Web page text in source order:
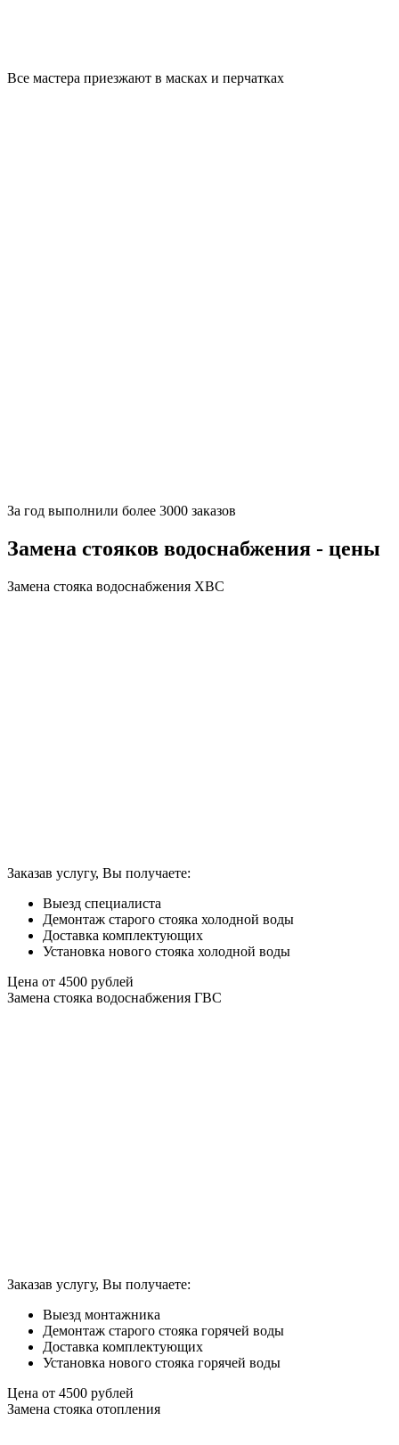
Все мастера приезжают в масках и перчатках
За год выполнили более 3000 заказов
Замена стояков водоснабжения - цены
Замена стояка водоснабжения ХВС
Заказав услугу, Вы получаете:
Выезд специалиста
Демонтаж старого стояка холодной воды
Доставка комплектующих
Установка нового стояка холодной воды
Цена от 4500 рублей
Замена стояка водоснабжения ГВС
Заказав услугу, Вы получаете:
Выезд монтажника
Демонтаж старого стояка горячей воды
Доставка комплектующих
Установка нового стояка горячей воды
Цена от 4500 рублей
Замена стояка отопления